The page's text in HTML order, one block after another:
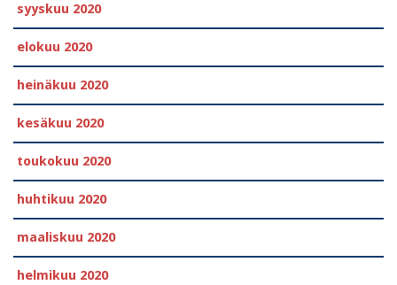
syyskuu 2020
elokuu 2020
heinäkuu 2020
kesäkuu 2020
toukokuu 2020
huhtikuu 2020
maaliskuu 2020
helmikuu 2020